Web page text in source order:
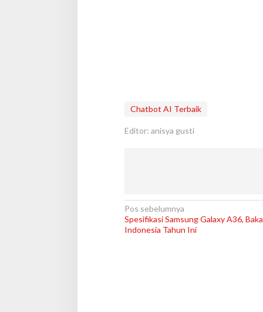
Chatbot AI Terbaik
Editor: anisya gusti
N
a
Pos sebelumnya
Spesifikasi Samsung Galaxy A36,
Indonesia Tahun Ini